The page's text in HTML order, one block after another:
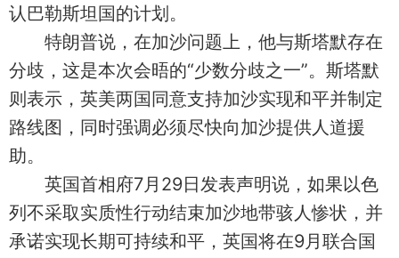
认巴勒斯坦国的计划。
特朗普说，在加沙问题上，他与斯塔默存在
分歧，这是本次会晤的“少数分歧之一”。斯塔默
则表示，英美两国同意支持加沙实现和平并制定
路线图，同时强调必须尽快向加沙提供人道援
助。
英国首相府7月29日发表声明说，如果以色
列不采取实质性行动结束加沙地带骇人惨状，并
承诺实现长期可持续和平，英国将在9月联合国